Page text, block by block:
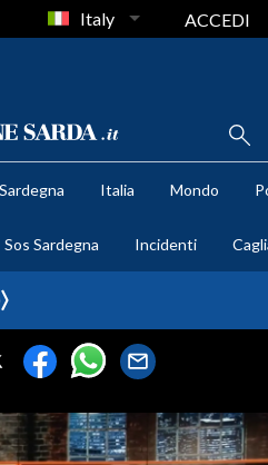
Italy ACCEDI
Sardegna Italia Mondo
Sos Sardegna Incidenti